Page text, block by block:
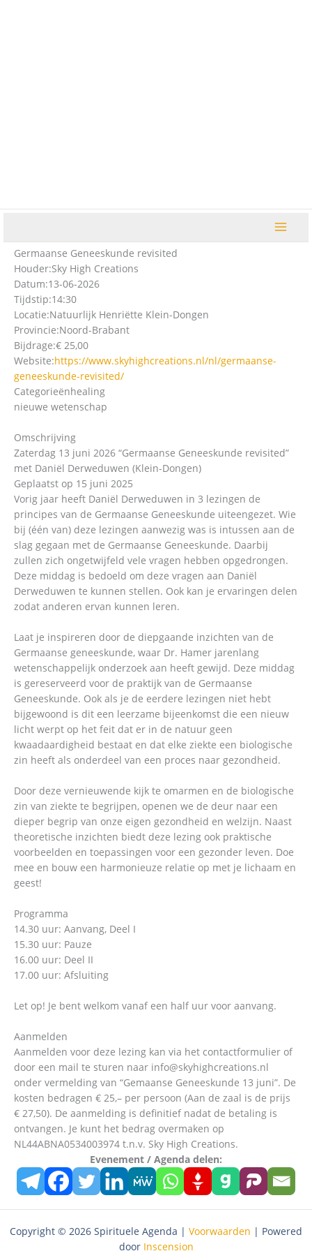
Germaanse Geneeskunde revisited
Houder:Sky High Creations
Datum:13-06-2026
Tijdstip:14:30
Locatie:Natuurlijk Henriëtte Klein-Dongen
Provincie:Noord-Brabant
Bijdrage:€ 25,00
Website:https://www.skyhighcreations.nl/nl/germaanse-
geneeskunde-revisited/
Categorieënhealing
nieuwe wetenschap
Omschrijving
Zaterdag 13 juni 2026 “Germaanse Geneeskunde revisited”
met Daniël Derweduwen (Klein-Dongen)
Geplaatst op 15 juni 2025
Vorig jaar heeft Daniël Derweduwen in 3 lezingen de
principes van de Germaanse Geneeskunde uiteengezet. Wie
bij (één van) deze lezingen aanwezig was is intussen aan de
slag gegaan met de Germaanse Geneeskunde. Daarbij
zullen zich ongetwijfeld vele vragen hebben opgedrongen.
Deze middag is bedoeld om deze vragen aan Daniël
Derweduwen te kunnen stellen. Ook kan je ervaringen delen
zodat anderen ervan kunnen leren.
Laat je inspireren door de diepgaande inzichten van de
Germaanse geneeskunde, waar Dr. Hamer jarenlang
wetenschappelijk onderzoek aan heeft gewijd. Deze middag
is gereserveerd voor de praktijk van de Germaanse
Geneeskunde. Ook als je de eerdere lezingen niet hebt
bijgewoond is dit een leerzame bijeenkomst die een nieuw
licht werpt op het feit dat er in de natuur geen
kwaadaardigheid bestaat en dat elke ziekte een biologische
zin heeft als onderdeel van een proces naar gezondheid.
Door deze vernieuwende kijk te omarmen en de biologische
zin van ziekte te begrijpen, openen we de deur naar een
dieper begrip van onze eigen gezondheid en welzijn. Naast
theoretische inzichten biedt deze lezing ook praktische
voorbeelden en toepassingen voor een gezonder leven. Doe
mee en bouw een harmonieuze relatie op met je lichaam en
geest!
Programma
14.30 uur: Aanvang, Deel I
15.30 uur: Pauze
16.00 uur: Deel II
17.00 uur: Afsluiting
Let op! Je bent welkom vanaf een half uur voor aanvang.
Aanmelden
Aanmelden voor deze lezing kan via het contactformulier of
door een mail te sturen naar info@skyhighcreations.nl
onder vermelding van “Gemaanse Geneeskunde 13 juni”. De
kosten bedragen € 25,– per persoon (Aan de zaal is de prijs
€ 27,50). De aanmelding is definitief nadat de betaling is
ontvangen. Je kunt het bedrag overmaken op
NL44ABNA0534003974 t.n.v. Sky High Creations.
Evenement / Agenda delen:
Copyright © 2026 Spirituele Agenda | Voorwaarden | Powered
door Inscension